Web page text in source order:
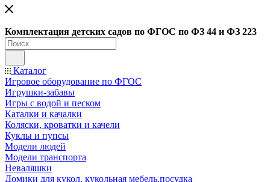
Комплектация детских садов по ФГОC по ФЗ 44 и ФЗ 223
Каталог
Игровое оборудование по ФГОС
Игрушки-забавы
Игры с водой и песком
Каталки и качалки
Коляски, кроватки и качели
Куклы и пупсы
Модели людей
Модели транспорта
Неваляшки
Домики для кукол, кукольная мебель,посудка